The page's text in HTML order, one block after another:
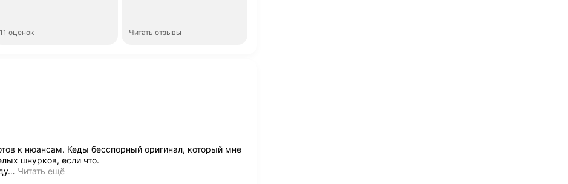
11 оценок Читать отзывы
к нюансам. Кеды бесспорный оригинал, который мне
шнурков, если что.
… Читать ещё